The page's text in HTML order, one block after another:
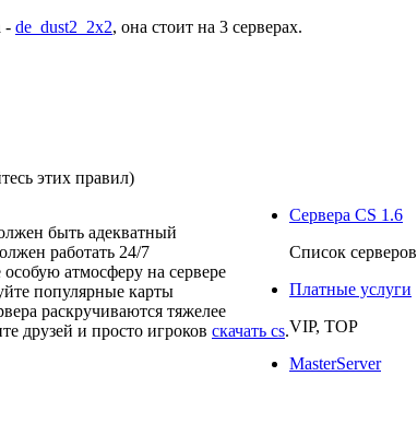
- de_dust2_2x2, она стоит на 3 серверах.
этих правил)
быть адекватный
работать 24/7
особую атмосферу на сервере
популярные карты
раскручиваются тяжелее
друзей и просто игроков скачать cs.
Сервера CS 1.6
Список серверов
Платные услуги
VIP, TOP
MasterServer